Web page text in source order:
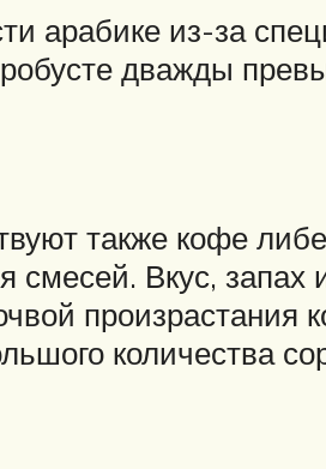
арабике из-за
дважды
также кофе
смесей. Вкус,
количества